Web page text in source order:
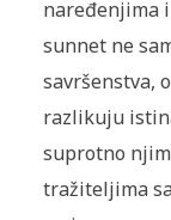
naređenjima
sunnet ne
savršenstva,
razlikuju
suprotno
tražiteljima